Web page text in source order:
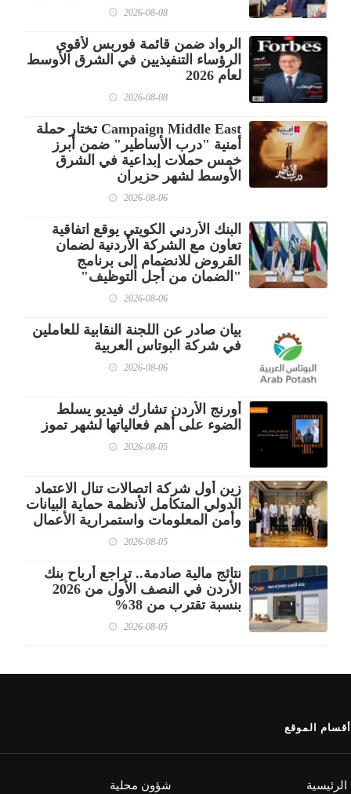
2026-08-08
الرواد ضمن قائمة فوربس لأقوى
الرؤساء التنفيذيين في الشرق الأوسط
لعام 2026
2026-08-08
Campaign Middle East تختار حملة
أمنية "درب الأساطير" ضمن أبرز
خمس حملات إبداعية في الشرق
الأوسط لشهر حزيران
2026-08-06
البنك الأردني الكويتي يوقع اتفاقية
تعاون مع الشركة الأردنية لضمان
القروض للانضمام إلى برنامج
"الضمان من أجل التوظيف"
2026-08-06
بيان صادر عن اللجنة النقابية للعاملين
في شركة البوتاس العربية
2026-08-06
أورنج الأردن تشارك فيديو يسلط
الضوء على أهم فعالياتها لشهر تموز
2026-08-05
زين أول شركة اتصالات تنال الاعتماد
الدولي المتكامل لأنظمة حماية البيانات
وأمن المعلومات واستمرارية الأعمال
2026-08-05
نتائج مالية صادمة.. تراجع أرباح بنك
الأردن في النصف الأول من 2026
بنسبة تقترب من 38%
2026-08-05
أقسام الموقع
الرئيسية شؤون محلية